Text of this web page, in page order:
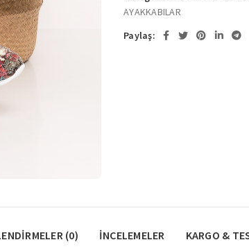
AYAKKABILAR
Paylaş:
(0) İNCELEMELER KARGO &